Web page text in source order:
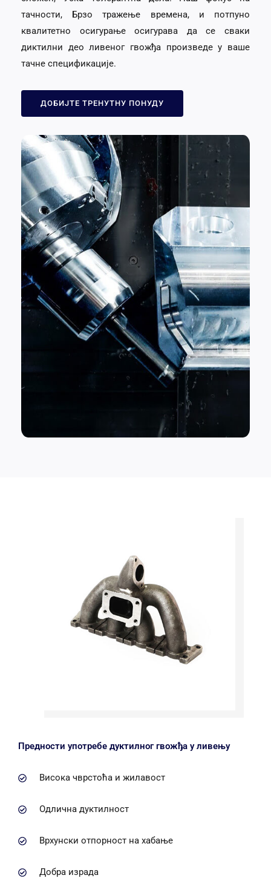
тачности, Брзо тражење времена, и потпуно
квалитетно осигурање осигурава да се сваки
диктилни део ливеног гвожђа произведе у ваше
тачне спецификације.
ДОБИЈТЕ ТРЕНУТНУ ПОНУДУ
Предности употребе дуктилног гвожђа у ливењу
Висока чврстоћа и жилавост
Одлична дуктилност
Врхунски отпорност на хабање
Добра израда